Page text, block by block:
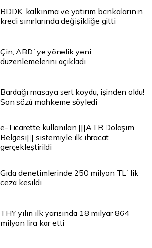
BDDK, kalkınma ve yatırım bankalarının
kredi sınırlarında değişikliğe gitti
Çin, ABD`ye yönelik yeni
düzenlemelerini açıkladı
Bardağı masaya sert koydu, işinden oldu!
Son sözü mahkeme söyledi
e-Ticarette kullanılan |||A.TR Dolaşım
Belgesi||| sistemiyle ilk ihracat
gerçekleştirildi
Gıda denetimlerinde 250 milyon TL`lik
ceza kesildi
THY yılın ilk yarısında 18 milyar 864
milyon lira kar etti